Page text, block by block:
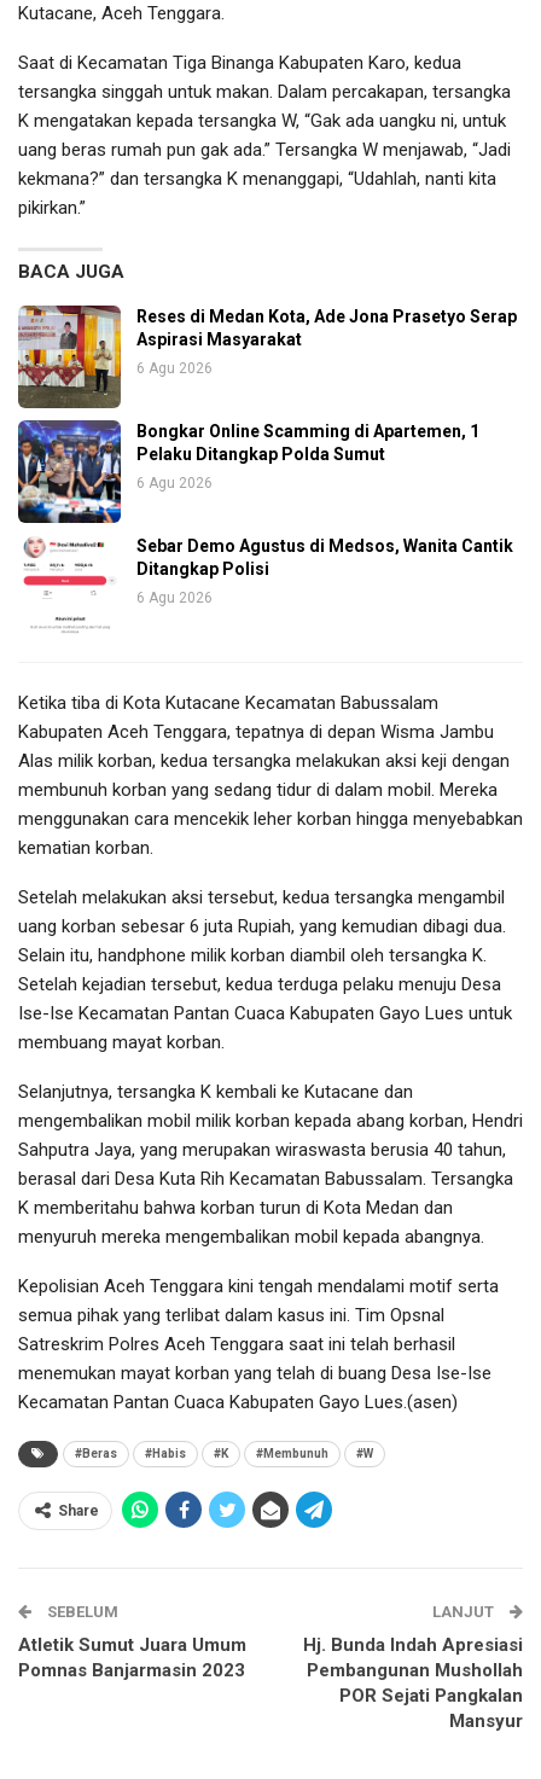
Kutacane, Aceh Tenggara.
Saat di Kecamatan Tiga Binanga Kabupaten Karo, kedua
tersangka singgah untuk makan. Dalam percakapan, tersangka
K mengatakan kepada tersangka W, “Gak ada uangku ni, untuk
uang beras rumah pun gak ada.” Tersangka W menjawab, “Jadi
kekmana?” dan tersangka K menanggapi, “Udahlah, nanti kita
pikirkan.”
BACA JUGA
Reses di Medan Kota, Ade Jona Prasetyo Serap
Aspirasi Masyarakat
6 Agu 2026
Bongkar Online Scamming di Apartemen, 1
Pelaku Ditangkap Polda Sumut
6 Agu 2026
Sebar Demo Agustus di Medsos, Wanita Cantik
Ditangkap Polisi
6 Agu 2026
Ketika tiba di Kota Kutacane Kecamatan Babussalam
Kabupaten Aceh Tenggara, tepatnya di depan Wisma Jambu
Alas milik korban, kedua tersangka melakukan aksi keji dengan
membunuh korban yang sedang tidur di dalam mobil. Mereka
menggunakan cara mencekik leher korban hingga menyebabkan
kematian korban.
Setelah melakukan aksi tersebut, kedua tersangka mengambil
uang korban sebesar 6 juta Rupiah, yang kemudian dibagi dua.
Selain itu, handphone milik korban diambil oleh tersangka K.
Setelah kejadian tersebut, kedua terduga pelaku menuju Desa
Ise-Ise Kecamatan Pantan Cuaca Kabupaten Gayo Lues untuk
membuang mayat korban.
Selanjutnya, tersangka K kembali ke Kutacane dan
mengembalikan mobil milik korban kepada abang korban, Hendri
Sahputra Jaya, yang merupakan wiraswasta berusia 40 tahun,
berasal dari Desa Kuta Rih Kecamatan Babussalam. Tersangka
K memberitahu bahwa korban turun di Kota Medan dan
menyuruh mereka mengembalikan mobil kepada abangnya.
Kepolisian Aceh Tenggara kini tengah mendalami motif serta
semua pihak yang terlibat dalam kasus ini. Tim Opsnal
Satreskrim Polres Aceh Tenggara saat ini telah berhasil
menemukan mayat korban yang telah di buang Desa Ise-Ise
Kecamatan Pantan Cuaca Kabupaten Gayo Lues.(asen)
#Beras #Habis #K #Membunuh #W
Share
SEBELUM
Atletik Sumut Juara Umum
Pomnas Banjarmasin 2023
LANJUT
Hj. Bunda Indah Apresiasi
Pembangunan Mushollah
POR Sejati Pangkalan
Mansyur